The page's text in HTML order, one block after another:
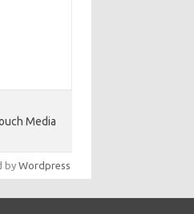
Media
by Wordpress